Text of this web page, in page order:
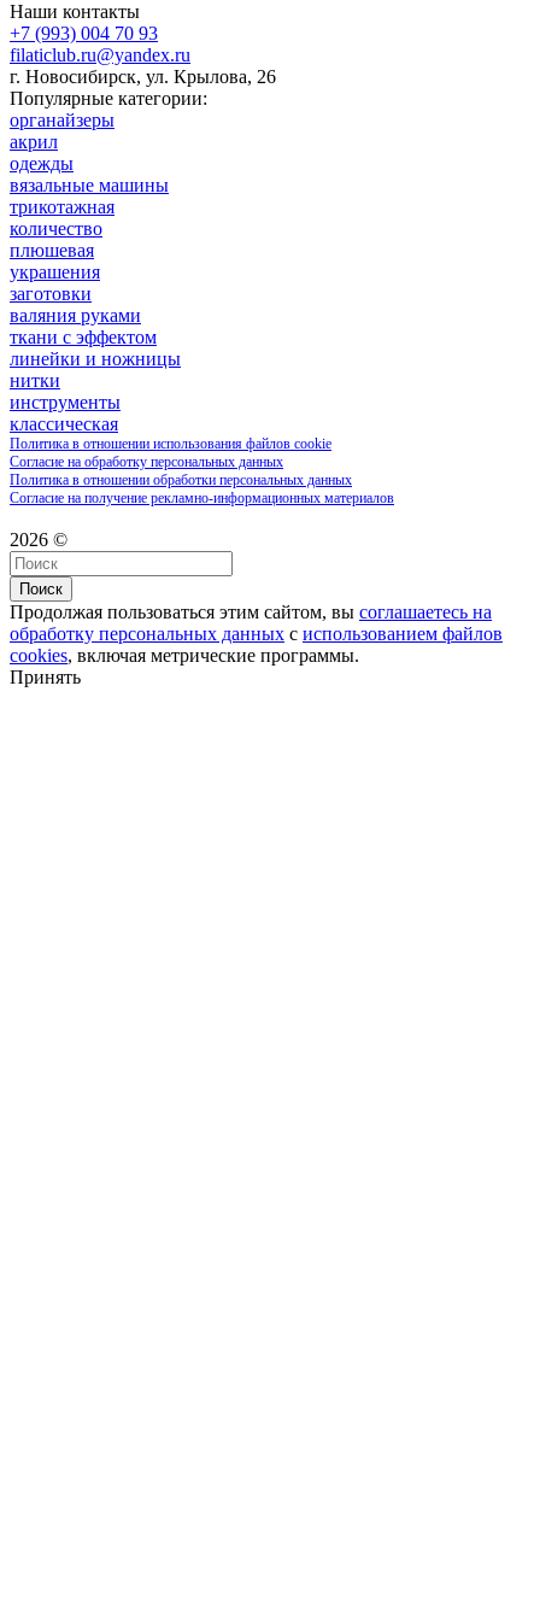
Наши контакты
+7 (993) 004 70 93
filaticlub.ru@yandex.ru
г. Новосибирск, ул. Крылова, 26
Популярные категории:
органайзеры
акрил
одежды
вязальные машины
трикотажная
количество
плюшевая
украшения
заготовки
валяния руками
ткани с эффектом
линейки и ножницы
нитки
инструменты
классическая
Политика в отношении использования файлов cookie
Согласие на обработку персональных данных
Политика в отношении обработки персональных данных
Согласие на получение рекламно-информационных материалов
2026 ©
Поиск
Продолжая пользоваться этим сайтом, вы соглашаетесь на
обработку персональных данных с использованием файлов
cookies, включая метрические программы.
Принять